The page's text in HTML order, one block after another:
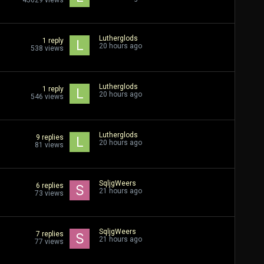
1 reply
538 views
Lutherglods
20 hours ago
1 reply
546 views
Lutherglods
20 hours ago
9 replies
81 views
Lutherglods
20 hours ago
6 replies
73 views
SqljgWeers
21 hours ago
7 replies
77 views
SqljgWeers
21 hours ago